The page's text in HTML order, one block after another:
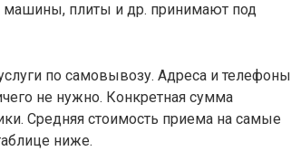
плиты и др. принимают под
по самовывозу. Адреса и телефоны
не нужно. Конкретная сумма
Средняя стоимость приема на самые
ниже.